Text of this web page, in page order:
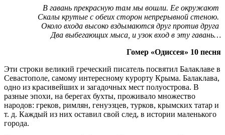
В гавань прекрасную там мы вошли. Ее окружают
Скалы крутые с обеих сторон непрерывной стеною.
Около входа высоко вздымаются друг против друга
Два выбегающих мыса, и узок вход в эту гавань…
Гомер «Одиссея» 10 песня
Эти строки великий греческий писатель посвятил Балаклаве в
Севастополе, самому интересному курорту Крыма. Балаклава,
одно из красивейших и загадочных мест полуострова. В
разные эпохи, на берегах бухты, проживало множество
народов: греков, римлян, генуэзцев, турков, крымских татар и
т. д. Каждый из них оставил свой след, в истории маленького
города.